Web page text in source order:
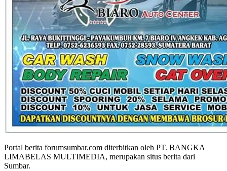
Portal berita forumsumbar.com diterbitkan oleh PT. BANGKA
LIMABELAS MULTIMEDIA, merupakan situs berita dari
Sumbar.